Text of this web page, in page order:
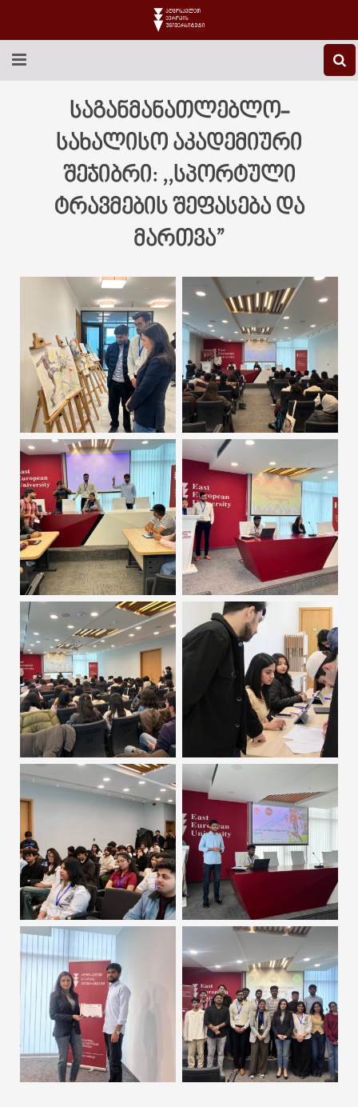
EEU-Ს ᲨᲔᲡᲐᲮᲔᲑ
ᲒᲐᲜᲐᲗᲚᲔᲑᲐ
ᲡᲐᲔᲠᲗᲐᲨᲝᲠᲘᲡᲝ
ᲡᲢᲣᲓᲔᲜᲢᲣᲠᲘ ᲪᲮᲝᲕᲠᲔᲑᲐ
საგანმანათლებლო-
სახალისო აკადემიური
შეჯიბრი: ,,სპორტული
ტრავმების შეფასება და
მართვა”